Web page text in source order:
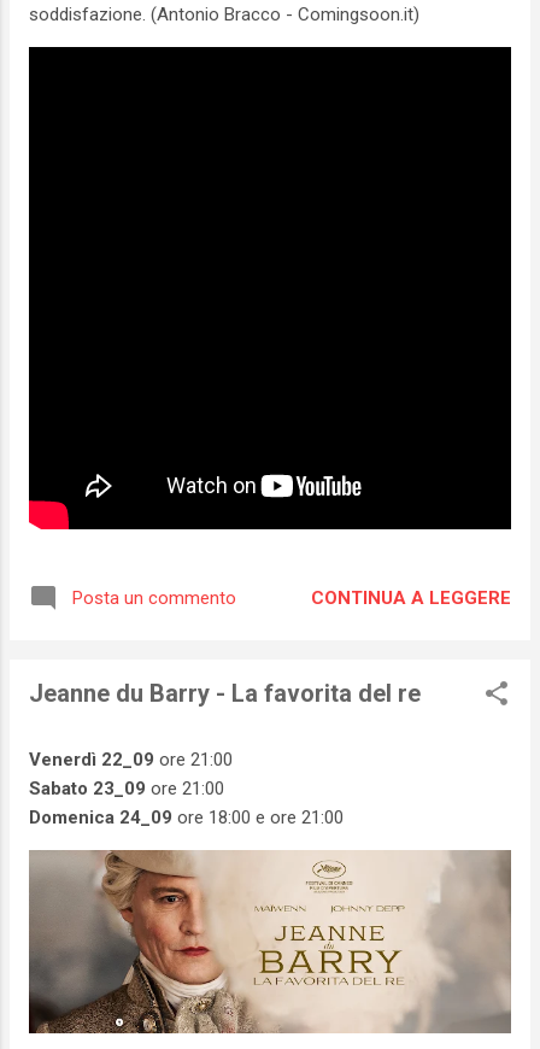
soddisfazione. (Antonio Bracco - Comingsoon.it)
Posta un commento CONTINUA A LEGGERE
Jeanne du Barry - La favorita del re
Venerdì 22_09 ore 21:00
Sabato 23_09 ore 21:00
Domenica 24_09 ore 18:00 e ore 21:00